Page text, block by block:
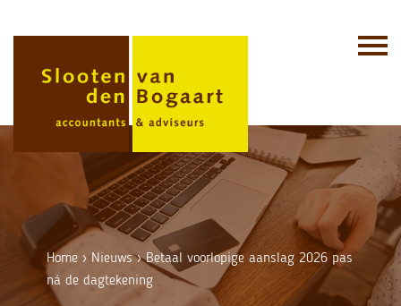
Home › Nieuws›Betaal voorlopige aanslag 2026 pas
ná de dagtekening